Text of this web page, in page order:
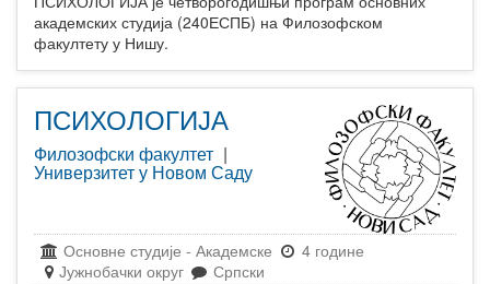
академских студија (240ЕСПБ) на Филозофском
факултету у Нишу.
ПСИХОЛОГИЈА
Филозофски факултет |
Универзитет у Новом Саду
Основне студије - Академске
4 године
Јужнобачки округ
Српски